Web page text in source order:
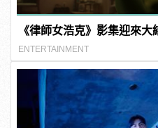
《律師女浩克》影集迎來
ENTERTAINMENT